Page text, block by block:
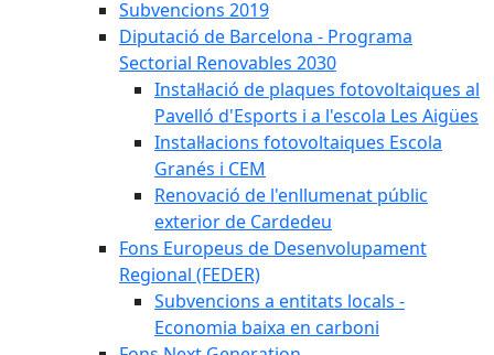
Subvencions 2019
Diputació de Barcelona - Programa
Sectorial Renovables 2030
Instal·lació de plaques fotovoltaiques al
Pavelló d'Esports i a l'escola Les Aigües
Instal·lacions fotovoltaiques Escola
Granés i CEM
Renovació de l'enllumenat públic
exterior de Cardedeu
Fons Europeus de Desenvolupament
Regional (FEDER)
Subvencions a entitats locals -
Economia baixa en carboni